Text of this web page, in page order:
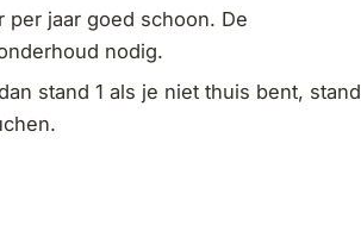
jaar goed schoon. De
nodig.
stand 1 als je niet thuis bent, stand